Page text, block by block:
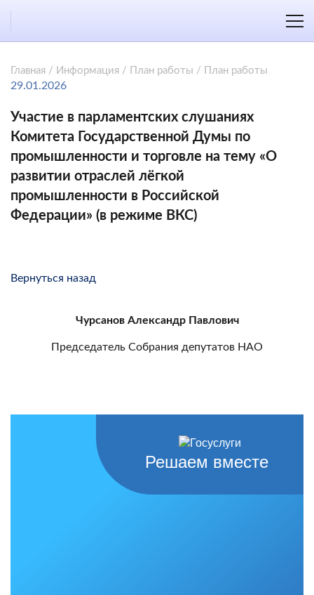
Главная / Информация / План работы / План работы
29.01.2026
Участие в парламентских слушаниях
Комитета Государственной Думы по
промышленности и торговле на тему «О
развитии отраслей лёгкой
промышленности в Российской
Федерации» (в режиме ВКС)
Вернуться назад
Чурсанов Александр Павлович
Председатель Собрания депутатов НАО
Решаем вместе